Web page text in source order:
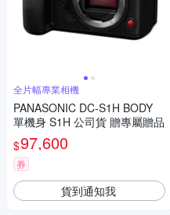
全片幅專業相機
PANASONIC DC-S1H BODY
單機身 S1H 公司貨 贈專屬贈品
$97,600
券
貨到通知我